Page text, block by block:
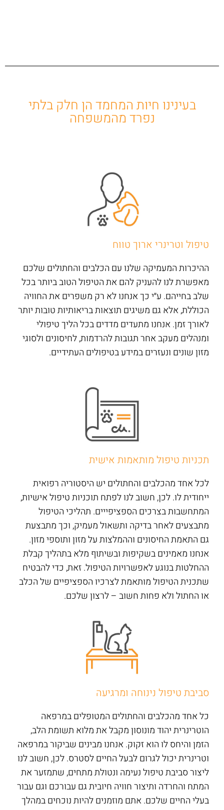
בעינינו חיות המחמד הן חלק בלתי
נפרד מהמשפחה
טיפול וטרינרי ארוך טווח
ההיכרות המעמיקה שלנו עם הכלבים והחתולים שלכם
מאפשרת לנו להעניק להם את הטיפול הטוב ביותר בכל
שלב בחייהם. ע״י כך אנחנו לא רק משפרים את החוויה
הכוללת, אלא גם משיגים תוצאות בריאותיות טובות יותר
לאורך זמן. אנחנו מתעדים מדדים בכל הליך טיפולי
ומנהלים מעקב אחר תגובות להרדמות, לחיסונים ולסוגי
מזון שונים ונעזרים במידע בטיפולים העתידיים.
תכניות טיפול מותאמות אישית
לכל אחד מהכלבים והחתולים יש היסטוריה רפואית
ייחודית לו. לכן, חשוב לנו לפתח תוכניות טיפול אישיות,
המתחשבות בצרכים הספציפייים. תהליכי הטיפול
מתבצעים לאחר בדיקה ותשאול מעמיק, וכך מתבצעת
גם התאמת החיסונים וההמלצות על מזון ותוספי מזון.
אנחנו מאמינים בשקיפות ובשיתוף מלא בתהליך קבלת
ההחלטות בנוגע לאפשרויות הטיפול. זאת, כדי להבטיח
שתכנית הטיפול מותאמת לצרכיו הספציפיים של הכלב
או החתול ולא פחות חשוב – לרצון שלכם.
סביבת טיפול נינוחה ומרגיעה
כל אחד מהכלבים והחתולים המטופלים במרפאה
הוטרינרית יהוד מונוסון מקבל את מלוא תשומת הלב,
הזמן והיחס לו הוא זקוק. אנחנו מבינים שביקור במרפאה
וטרינרית יכול לגרום לבעל החיים לסטרס. לכן, חשוב לנו
ליצור סביבת טיפול נעימה ונטולת מתחים, שתמזער את
המתח והחרדה ותיצור חוויה חיובית גם עבורכם וגם עבור
בעלי החיים שלכם. אתם מוזמנים להיות נוכחים במהלך